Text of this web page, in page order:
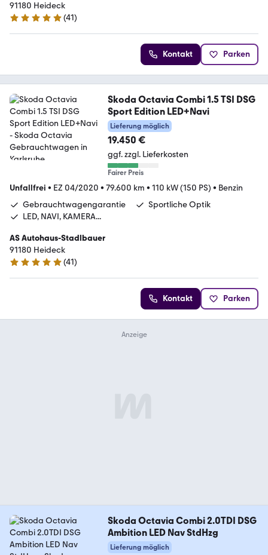
91180 Heideck
5 Sterne
(41)
Kontakt Parken
Skoda Octavia Combi 1.5 TSI DSG
Sport Edition LED+Navi
Lieferung möglich
19.450 €
ggf. zzgl. Lieferkosten
Fairer Preis
Unfallfrei • EZ 04/2020 • 79.600 km • 110 kW (150 PS) • Benzin
Gebrauchtwagengarantie
Sportliche Optik
LED, NAVI, KAMERA...
AS Autohaus-Stadlbauer
91180 Heideck
5 Sterne
(41)
Kontakt Parken
Skoda Octavia Combi 2.0TDI DSG
Ambition LED Nav StdHzg
Lieferung möglich